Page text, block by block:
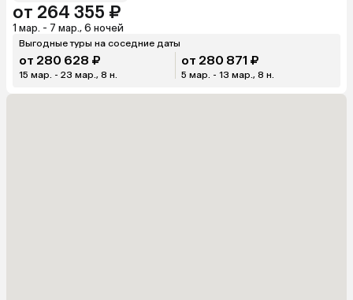
от 264 355 ₽
1 мар. - 7 мар., 6 ночей
Выгодные туры на соседние даты
от 280 628 ₽
15 мар. - 23 мар., 8 н.
от 280 871 ₽
5 мар. - 13 мар., 8 н.